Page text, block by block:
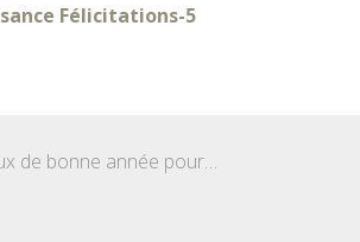
Félicitations-5
Voeux de bonne année pour un ami ayant connu le décès récent d’un proche